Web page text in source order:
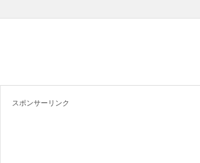
スポンサーリンク